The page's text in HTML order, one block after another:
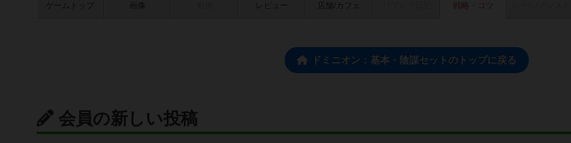
ゲーム 画像 レビュー 店舗/ カフェ 戦略 ・コツ
ドミニオン：基本・陰謀セットのトップに戻る
会員の新しい投稿